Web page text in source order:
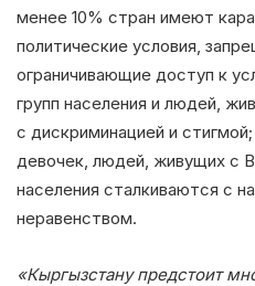
менее 10% стран имеют
политические условия,
ограничивающие доступ к
групп населения и людей,
с дискриминацией и
девочек, людей, живущих с
населения сталкиваются с
неравенством.
«Кыргызстану предстоит